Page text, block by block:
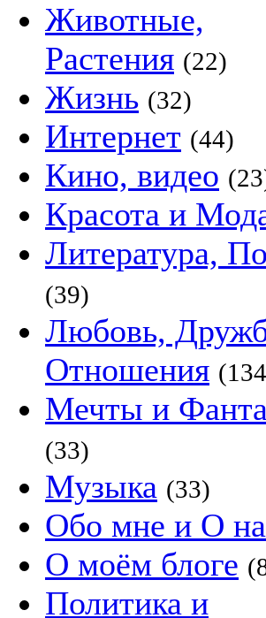
Животные,
Растения (22)
Жизнь (32)
Интернет (44)
Кино, видео
Красота и
Литература,
(39)
Любовь,
Отношения
Мечты и
(33)
Музыка (33)
Обо мне и О
О моём блоге
Политика и